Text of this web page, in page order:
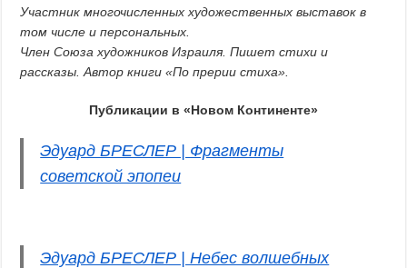
Участник многочисленных художественных выставок в
том числе и персональных.
Член Союза художников Израиля. Пишет стихи и
рассказы. Автор книги «По прерии стиха».
Публикации в «Новом Континенте»
Эдуард БРЕСЛЕР | Фрагменты
советской эпопеи
Эдуард БРЕСЛЕР | Небес волшебных